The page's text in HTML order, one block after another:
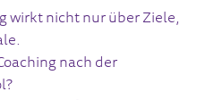
wirkt nicht nur über Ziele,
nach der